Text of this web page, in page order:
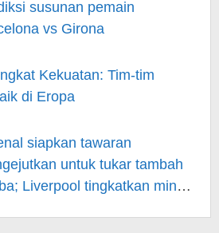
susunan pemain
vs Girona
Kekuatan: Tim-tim
di Eropa
siapkan tawaran
untuk tukar tambah
Liverpool tingkatkan minat